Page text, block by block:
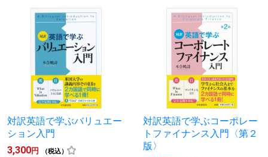
対訳英語で学ぶバリュエー
ション入門
3,300円 （税込）
対訳英語で学ぶコーポレー
トファイナンス入門〈第２
版〉